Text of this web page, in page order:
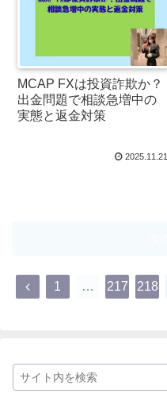
MCAP FXは投資詐欺か？
出金問題で相談急増中の
実態と返金対策
2025.11.21
1 … 217 218